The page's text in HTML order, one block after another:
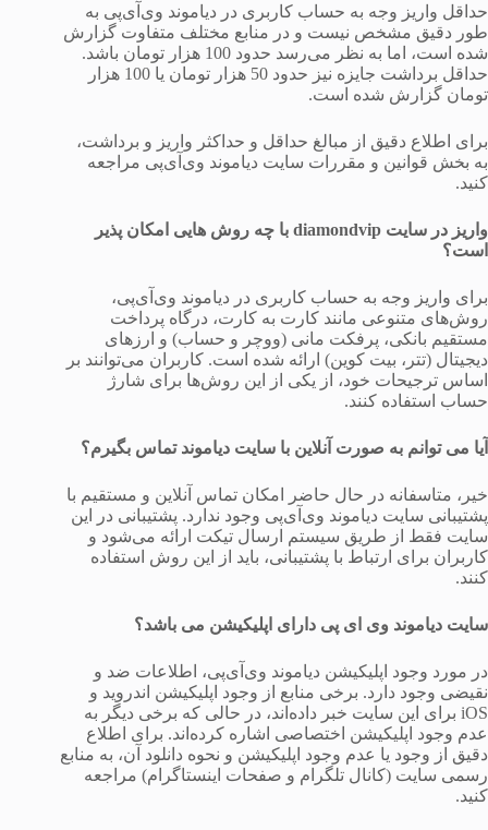
حداقل واریز وجه به حساب کاربری در دیاموند وی‌آی‌پی به
طور دقیق مشخص نیست و در منابع مختلف متفاوت گزارش
شده است، اما به نظر می‌رسد حدود 100 هزار تومان باشد.
حداقل برداشت جایزه نیز حدود 50 هزار تومان یا 100 هزار
تومان گزارش شده است.
برای اطلاع دقیق از مبالغ حداقل و حداکثر واریز و برداشت،
به بخش قوانین و مقررات سایت دیاموند وی‌آی‌پی مراجعه
کنید.
واریز در سایت diamondvip با چه روش هایی امکان پذیر
است؟
برای واریز وجه به حساب کاربری در دیاموند وی‌آی‌پی،
روش‌های متنوعی مانند کارت به کارت، درگاه پرداخت
مستقیم بانکی، پرفکت مانی (ووچر و حساب) و ارزهای
دیجیتال (تتر، بیت کوین) ارائه شده است. کاربران می‌توانند بر
اساس ترجیحات خود، از یکی از این روش‌ها برای شارژ
حساب استفاده کنند.
آیا می توانم به صورت آنلاین با سایت دیاموند تماس بگیرم؟
خیر، متاسفانه در حال حاضر امکان تماس آنلاین و مستقیم با
پشتیبانی سایت دیاموند وی‌آی‌پی وجود ندارد. پشتیبانی در این
سایت فقط از طریق سیستم ارسال تیکت ارائه می‌شود و
کاربران برای ارتباط با پشتیبانی، باید از این روش استفاده
کنند.
سایت دیاموند وی ای پی دارای اپلیکیشن می باشد؟
در مورد وجود اپلیکیشن دیاموند وی‌آی‌پی، اطلاعات ضد و
نقیضی وجود دارد. برخی منابع از وجود اپلیکیشن اندروید و
iOS برای این سایت خبر داده‌اند، در حالی که برخی دیگر به
عدم وجود اپلیکیشن اختصاصی اشاره کرده‌اند. برای اطلاع
دقیق از وجود یا عدم وجود اپلیکیشن و نحوه دانلود آن، به منابع
رسمی سایت (کانال تلگرام و صفحات اینستاگرام) مراجعه
کنید.